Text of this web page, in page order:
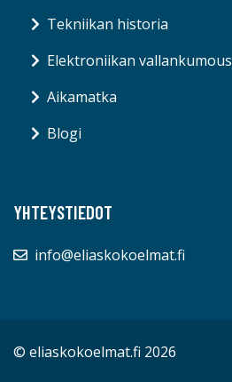
Tekniikan historia
Elektroniikan vallankumous
Aikamatka
Blogi
YHTEYSTIEDOT
info@eliaskokoelmat.fi
© eliaskokoelmat.fi 2026